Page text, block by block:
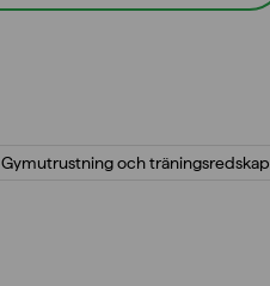
Gymutrustning och träningsredskap